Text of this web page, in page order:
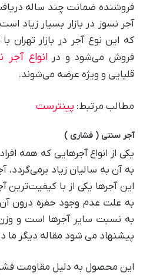
فروشنده ضمانت چند ساله
آجر نسوز در بازار بسیار زیاد
که این نوع آجر در بازار تهران
فروش می‌شود و درانواع آجر
قلیایی و ویژه عرضه می‌شوند.
مطالب مرتبط: پینترست
آجر سنتی ( فشاری )
یکی از انواع آجر‌هایی که همه
به آن به سالیان زیاد
این آجر‌ها یکی از با کیفیت‌ترین
به علت عدم وجود حفره درون
پیشنهاد می شود مقاله دیگر ما
این محصول به دلیل مقاومت